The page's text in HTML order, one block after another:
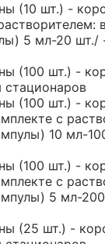
(10 шт.) -
5 мл-20 шт./
(100 шт.) -
стационаров
(100 шт.) -
с
10 мл-
(100 шт.) -
с
5 мл-
(25 шт.) -